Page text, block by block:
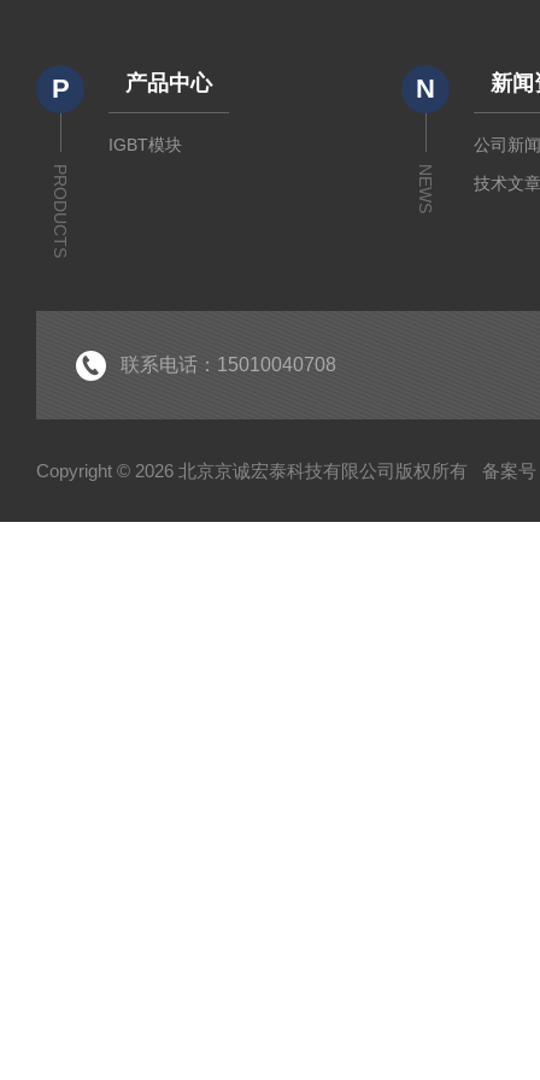
P
PRODUCTS
产品中心
IGBT模块
N
NEWS
新闻
公司新
技术文
联系电话：15010040708
Copyright © 2026 北京京诚宏泰科技有限公司版权所有 备案号